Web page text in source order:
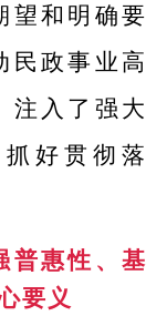
望和明确要
民政事业高
注入了强大
好贯彻落
普惠性、基
要义